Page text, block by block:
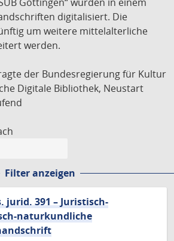
digitalisiert. Die
um weitere mittelalterliche
werden.
der Bundesregierung für Kultur
Digitale Bibliothek, Neustart
Filter anzeigen
jurid. 391 – Juristisch-
naturkundliche